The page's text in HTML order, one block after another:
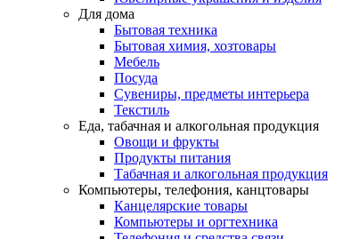
Для дома
Бытовая техника
Бытовая химия, хозтовары
Мебель
Посуда
Сувениры, предметы интерьера
Текстиль
Еда, табачная и алкогольная продукция
Овощи и фрукты
Продукты питания
Табачная и алкогольная продукция
Компьютеры, телефония, канцтовары
Канцелярские товары
Компьютеры и оргтехника